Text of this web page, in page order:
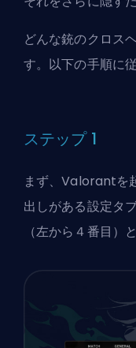
どんな銃のクロス
す。以下の手順に
ステップ 1
まず、Valorantを
出しがある設定タ
（左から４番目）